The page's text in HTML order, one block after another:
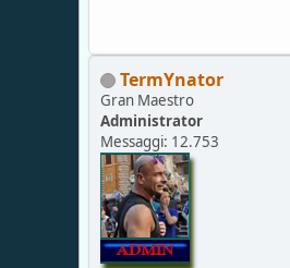
TermYnator
Gran Maestro
Administrator
Messaggi: 12.753